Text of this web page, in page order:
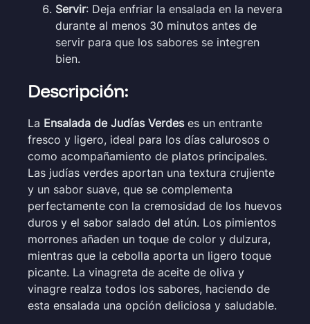
Servir: Deja enfriar la ensalada en la nevera
durante al menos 30 minutos antes de
servir para que los sabores se integren
bien.
Descripción:
La Ensalada de Judías Verdeses un entrante
fresco y ligero, ideal para los días calurosos o
como acompañamiento de platos principales.
Las judías verdes aportan una textura crujiente
y un sabor suave, que se complementa
perfectamente con la cremosidad de los huevos
duros y el sabor salado del atún. Los pimientos
morrones añaden un toque de color y dulzura,
mientras que la cebolla aporta un ligero toque
picante. La vinagreta de aceite de oliva y
vinagre realza todos los sabores, haciendo de
esta ensalada una opción deliciosa y saludable.